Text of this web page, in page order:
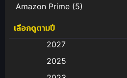
Amazon Prime (5)
Anal (ประตูหลัง)
Animation การ์ตูน
เลือกดูตามปี
2027
2025